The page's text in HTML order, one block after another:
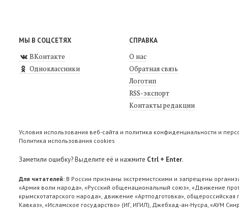
МЫ В СОЦСЕТЯХ
ВКонтакте
Одноклассники
СПРАВКА
О нас
Обратная связь
Логотип
RSS-экспорт
Контакты редакции
Условия использования веб-сайта и политика конфиденциальности и
Политика использования cookies
Заметили ошибку? Выделите её и нажмите Ctrl + Enter.
Для читателей: В России признаны экстремистскими и запрещены
«Армия воли народа», «Русский общенациональный союз», «Движение
крымскотатарского народа», движение «Артподготовка»,
Кавказ», «Исламское государство» (ИГ, ИГИЛ), Джебхад-ан-Нусра, «АУМ